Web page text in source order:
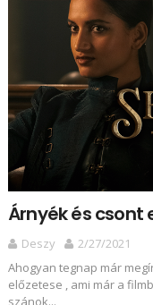
Árnyék és csont
Deszy
2/27/2021
Ahogyan tegnap már
előzetese , ami már a
szánok...